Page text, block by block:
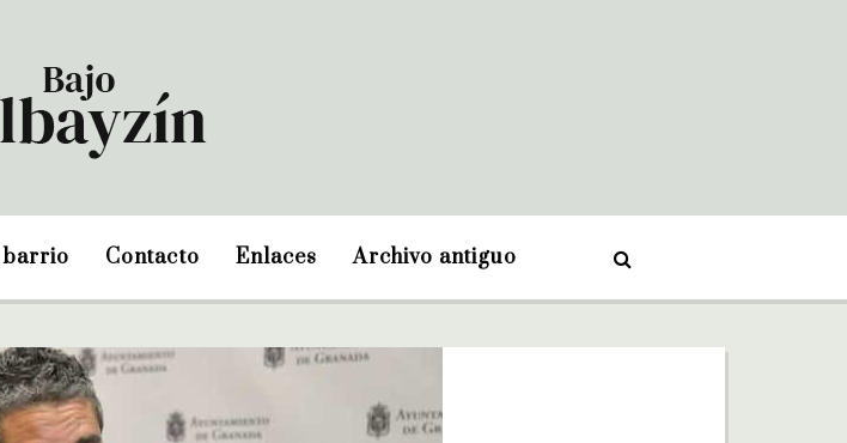
barrio Contacto Enlaces Archivo antiguo